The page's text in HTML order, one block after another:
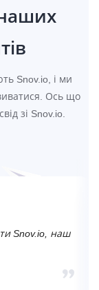
Snov.io, і ми
Ось що
зі Snov.io.
Snov.io, наш